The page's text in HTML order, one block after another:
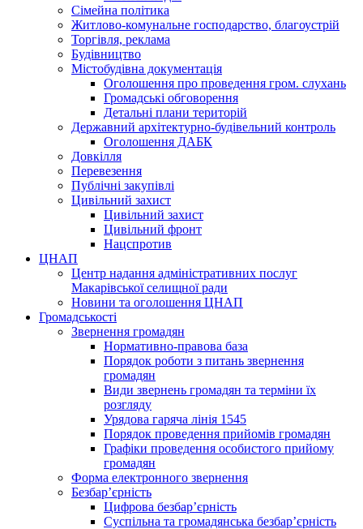
Сімейна політика
Житлово-комунальне господарство, благоустрій
Торгівля, реклама
Будівництво
Містобудівна документація
Оголошення про проведення гром. слухань
Громадські обговорення
Детальні плани територій
Державний архітектурно-будівельний контроль
Оголошення ДАБК
Довкілля
Перевезення
Публічні закупівлі
Цивільний захист
Цивільний захист
Цивільний фронт
Нацспротив
ЦНАП
Центр надання адміністративних послуг
Макарівської селищної ради
Новини та оголошення ЦНАП
Громадськості
Звернення громадян
Нормативно-правова база
Порядок роботи з питань звернення
громадян
Види звернень громадян та терміни їх
розгляду
Урядова гаряча лінія 1545
Порядок проведення прийомів громадян
Графіки проведення особистого прийому
громадян
Форма електронного звернення
Безбар’єрність
Цифрова безбар’єрність
Суспільна та громадянська безбар’єрність